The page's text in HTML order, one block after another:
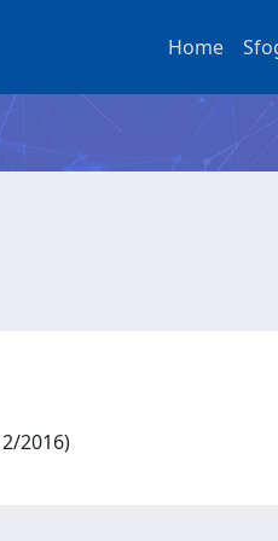
Home
2016)